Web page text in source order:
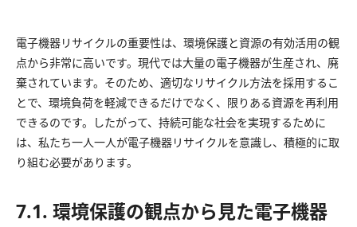
電子機器リサイクルの重要性は、環境保護と資源の有効活用の観
点から非常に高いです。現代では大量の電子機器が生産され、廃
棄されています。そのため、適切なリサイクル方法を採用するこ
とで、環境負荷を軽減できるだけでなく、限りある資源を再利用
できるのです。したがって、持続可能な社会を実現するために
は、私たち一人一人が電子機器リサイクルを意識し、積極的に取
り組む必要があります。
7.1. 環境保護の観点から見た電子機器